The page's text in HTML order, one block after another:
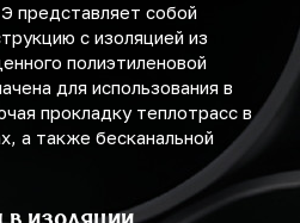
представляет собой
с изоляцией из
полиэтиленовой
для использования в
прокладку теплотрасс в
а также бесканальной